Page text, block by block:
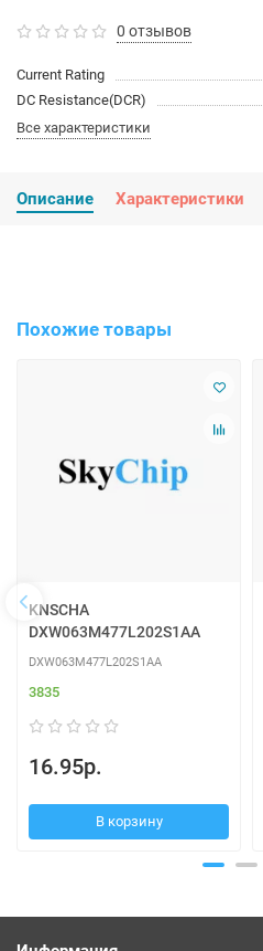
0 отзывов
Current Rating
DC Resistance(DCR)
Все характеристики
Описание Характеристики
Похожие товары
KNSCHA
DXW063M477L202S1AA
DXW063M477L202S1AA
3835
16.95р.
В корзину